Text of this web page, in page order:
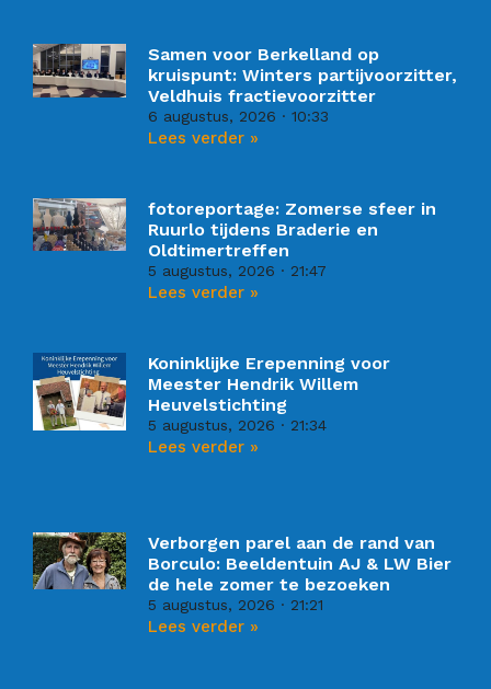
Samen voor Berkelland op
kruispunt: Winters partijvoorzitter,
Veldhuis fractievoorzitter
6 augustus, 2026 10:33
Lees verder »
fotoreportage: Zomerse sfeer in
Ruurlo tijdens Braderie en
Oldtimertreffen
5 augustus, 2026 21:47
Lees verder »
Koninklijke Erepenning voor
Meester Hendrik Willem
Heuvelstichting
5 augustus, 2026 21:34
Lees verder »
Verborgen parel aan de rand van
Borculo: Beeldentuin AJ & LW Bier
de hele zomer te bezoeken
5 augustus, 2026 21:21
Lees verder »